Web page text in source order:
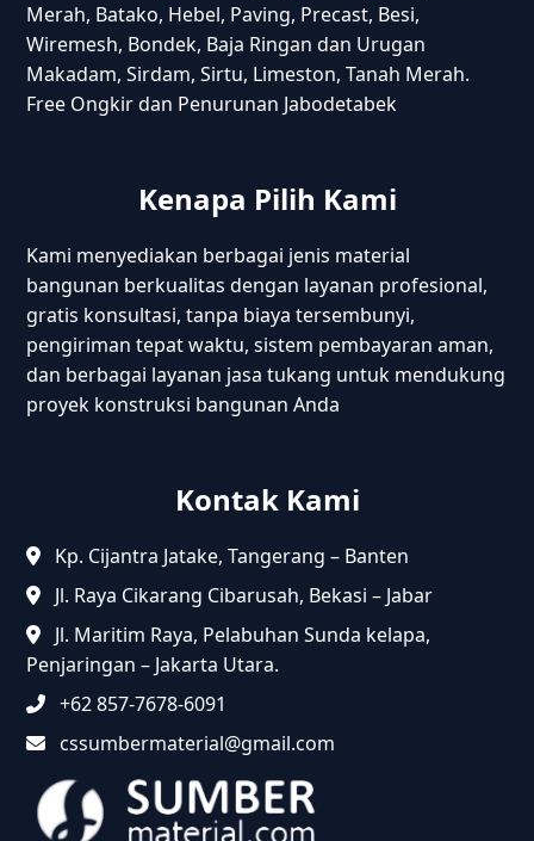
Merah, Batako, Hebel, Paving, Precast, Besi,
Wiremesh, Bondek, Baja Ringan dan Urugan
Makadam, Sirdam, Sirtu, Limeston, Tanah Merah.
Free Ongkir dan Penurunan Jabodetabek
Kenapa Pilih Kami
Kami menyediakan berbagai jenis material
bangunan berkualitas dengan layanan profesional,
gratis konsultasi, tanpa biaya tersembunyi,
pengiriman tepat waktu, sistem pembayaran aman,
dan berbagai layanan jasa tukang untuk mendukung
proyek konstruksi bangunan Anda
Kontak Kami
Kp. Cijantra Jatake, Tangerang – Banten
Jl. Raya Cikarang Cibarusah, Bekasi – Jabar
Jl. Maritim Raya, Pelabuhan Sunda kelapa,
Penjaringan – Jakarta Utara.
+62 857-7678-6091
cssumbermaterial@gmail.com